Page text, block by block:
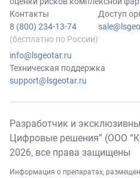
Контакты
8 (800) 234-13-74
(бесплатно по России)
info@lsgeotar.ru
Доступ
Техническая поддержка
support@lsgeotar.ru
Разработчик и
Цифровые решения” (ООО
2026, все права защищены
Информация о препаратах,